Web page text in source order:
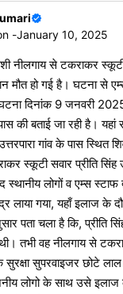
-January 10, 2025
नीलगाय से टकराकर
मौत हो गई है। घटना से
दिनांक 9 जनवरी
की बताई जा रही है। यहां
गांव के पास स्थित
स्कूटी सवार प्रीति सिंह
लोगों व एम्स स्टाफ
लाया गया, यहाँ इलाज के
पता चला है कि, प्रीति
तभी वह नीलगाय से
सुरक्षा सुपरवाइजर छोटे
लोगो के साथ उसे इलाज